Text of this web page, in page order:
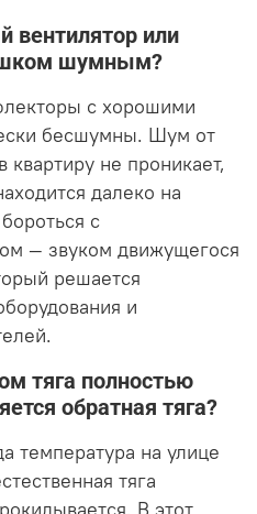
вентилятор или
шумным?
с хорошими
бесшумны. Шум от
не проникает,
далеко на
с
— звуком движущегося
решается
и
тяга полностью
обратная тяга?
температура на улице
тяга